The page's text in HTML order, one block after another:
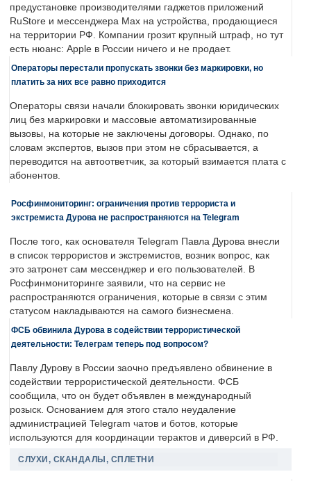
предустановке производителями гаджетов приложений
RuStore и мессенджера Max на устройства, продающиеся
на территории РФ. Компании грозит крупный штраф, но тут
есть нюанс: Apple в России ничего и не продает.
Операторы перестали пропускать звонки без маркировки, но
платить за них все равно приходится
Операторы связи начали блокировать звонки юридических
лиц без маркировки и массовые автоматизированные
вызовы, на которые не заключены договоры. Однако, по
словам экспертов, вызов при этом не сбрасывается, а
переводится на автоответчик, за который взимается плата с
абонентов.
Росфинмониторинг: ограничения против террориста и
экстремиста Дурова не распространяются на Telegram
После того, как основателя Telegram Павла Дурова внесли
в список террористов и экстремистов, возник вопрос, как
это затронет сам мессенджер и его пользователей. В
Росфинмониторинге заявили, что на сервис не
распространяются ограничения, которые в связи с этим
статусом накладываются на самого бизнесмена.
ФСБ обвинила Дурова в содействии террористической
деятельности: Телеграм теперь под вопросом?
Павлу Дурову в России заочно предъявлено обвинение в
содействии террористической деятельности. ФСБ
сообщила, что он будет объявлен в международный
розыск. Основанием для этого стало неудаление
администрацией Telegram чатов и ботов, которые
используются для координации терактов и диверсий в РФ.
СЛУХИ, СКАНДАЛЫ, СПЛЕТНИ